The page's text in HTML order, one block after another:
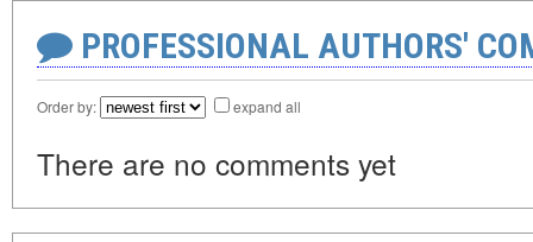
PROFESSIONAL AUTHORS'
Order by: expand all
There are no comments yet